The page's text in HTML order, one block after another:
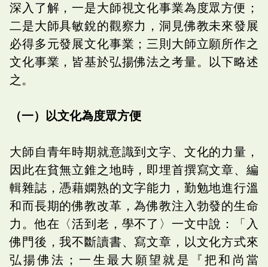
深入了解，一是大師視文化事業為度眾方便；
二是大師具敏銳的觀察力，洞見佛教未來發展
必得多元發展文化事業；三則大師立願所作之
文化事業，皆基於弘揚佛法之考量。以下略述
之。
（一）以文化為度眾方便
大師自青年時期就意識到文字、文化的力量，
因此在貧無立錐之地時，即埋首撰寫文章、編
輯雜誌，憑藉嫻熟的文字能力，勤勉地進行溫
和而長期的佛教改革，為佛教注入勃發的生命
力。他在〈活到老，學不了〉一文中說：「入
佛門後，我不斷讀書、寫文章，以文化方式來
弘揚佛法；一生最大願望就是『把和尚當